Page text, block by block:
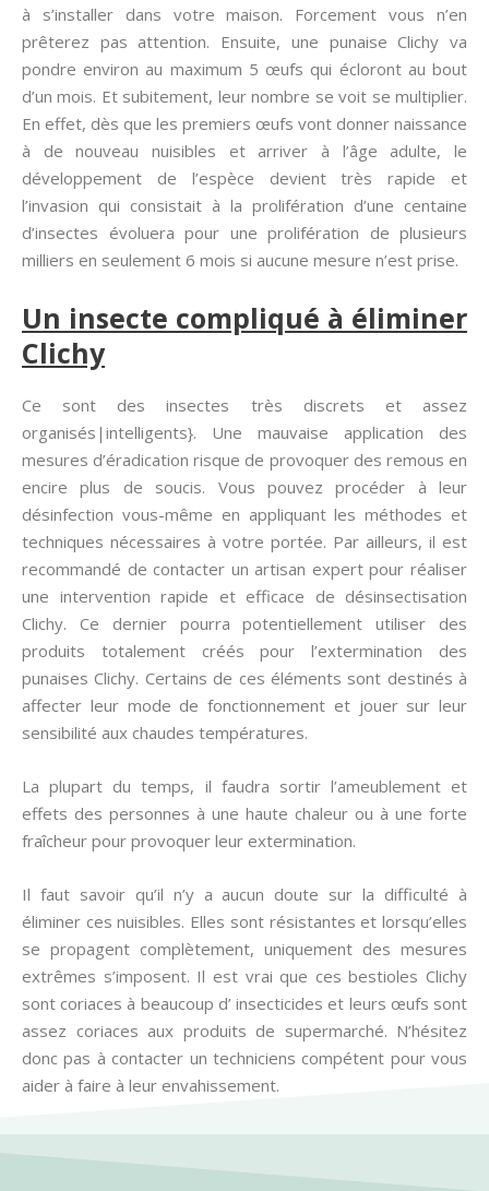
à s’installer dans votre maison. Forcement vous n’en
prêterez pas attention. Ensuite, une punaise Clichy va
pondre environ au maximum 5 œufs qui écloront au bout
d’un mois. Et subitement, leur nombre se voit se multiplier.
En effet, dès que les premiers œufs vont donner naissance
à de nouveau nuisibles et arriver à l’âge adulte, le
développement de l’espèce devient très rapide et
l’invasion qui consistait à la prolifération d’une centaine
d’insectes évoluera pour une prolifération de plusieurs
milliers en seulement 6 mois si aucune mesure n’est prise.
Un insecte compliqué à éliminer
Clichy
Ce sont des insectes très discrets et assez
organisés|intelligents}. Une mauvaise application des
mesures d’éradication risque de provoquer des remous en
encire plus de soucis. Vous pouvez procéder à leur
désinfection vous-même en appliquant les méthodes et
techniques nécessaires à votre portée. Par ailleurs, il est
recommandé de contacter un artisan expert pour réaliser
une intervention rapide et efficace de désinsectisation
Clichy. Ce dernier pourra potentiellement utiliser des
produits totalement créés pour l’extermination des
punaises Clichy. Certains de ces éléments sont destinés à
affecter leur mode de fonctionnement et jouer sur leur
sensibilité aux chaudes températures.
La plupart du temps, il faudra sortir l’ameublement et
effets des personnes à une haute chaleur ou à une forte
fraîcheur pour provoquer leur extermination.
Il faut savoir qu’il n’y a aucun doute sur la difficulté à
éliminer ces nuisibles. Elles sont résistantes et lorsqu’elles
se propagent complètement, uniquement des mesures
extrêmes s’imposent. Il est vrai que ces bestioles Clichy
sont coriaces à beaucoup d’ insecticides et leurs œufs sont
assez coriaces aux produits de supermarché. N’hésitez
donc pas à contacter un techniciens compétent pour vous
aider à faire à leur envahissement.